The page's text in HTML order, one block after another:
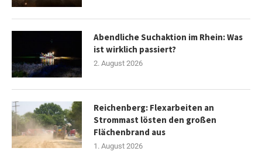
Abendliche Suchaktion im Rhein: Was
ist wirklich passiert?
2. August 2026
Reichenberg: Flexarbeiten an
Strommast lösten den großen
Flächenbrand aus
1. August 2026